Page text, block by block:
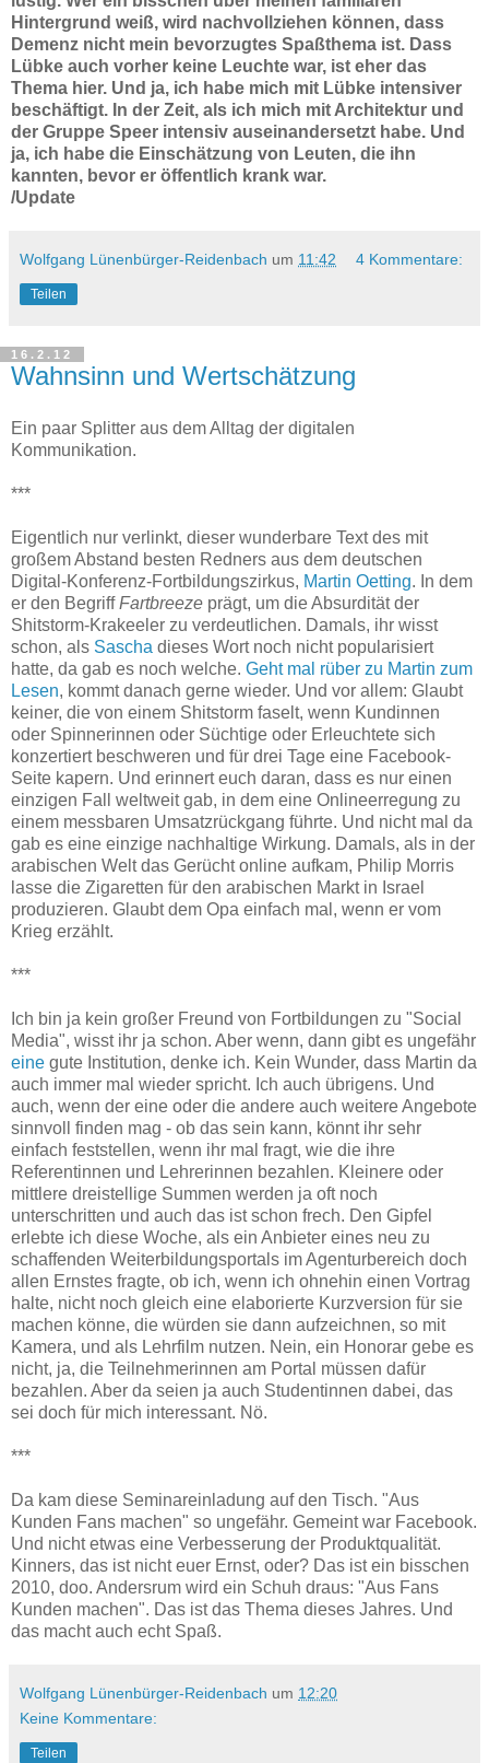
Hintergrund weiß, wird nachvollziehen können, dass
Demenz nicht mein bevorzugtes Spaßthema ist. Dass
Lübke auch vorher keine Leuchte war, ist eher das
Thema hier. Und ja, ich habe mich mit Lübke intensiver
beschäftigt. In der Zeit, als ich mich mit Architektur und
der Gruppe Speer intensiv auseinandersetzt habe. Und
ja, ich habe die Einschätzung von Leuten, die ihn
kannten, bevor er öffentlich krank war.
/Update
Wolfgang Lünenbürger-Reidenbach um 11:42 4 Kommentare:
Teilen
16.2.12
Wahnsinn und Wertschätzung
Ein paar Splitter aus dem Alltag der digitalen
Kommunikation.
***
Eigentlich nur verlinkt, dieser wunderbare Text des mit
großem Abstand besten Redners aus dem deutschen
Digital-Konferenz-Fortbildungszirkus, Martin Oetting. In dem
er den BegriffFartbreeze prägt, um die Absurdität der
Shitstorm-Krakeeler zu verdeutlichen. Damals, ihr wisst
schon, als Sascha dieses Wort noch nicht popularisiert
hatte, da gab es noch welche. Geht mal rüber zu Martin zum
Lesen, kommt danach gerne wieder. Und vor allem: Glaubt
keiner, die von einem Shitstorm faselt, wenn Kundinnen
oder Spinnerinnen oder Süchtige oder Erleuchtete sich
konzertiert beschweren und für drei Tage eine Facebook-
Seite kapern. Und erinnert euch daran, dass es nur einen
einzigen Fall weltweit gab, in dem eine Onlineerregung zu
einem messbaren Umsatzrückgang führte. Und nicht mal da
gab es eine einzige nachhaltige Wirkung. Damals, als in der
arabischen Welt das Gerücht online aufkam, Philip Morris
lasse die Zigaretten für den arabischen Markt in Israel
produzieren. Glaubt dem Opa einfach mal, wenn er vom
Krieg erzählt.
***
Ich bin ja kein großer Freund von Fortbildungen zu "Social
Media", wisst ihr ja schon. Aber wenn, dann gibt es ungefähr
eine gute Institution, denke ich. Kein Wunder, dass Martin da
auch immer mal wieder spricht. Ich auch übrigens. Und
auch, wenn der eine oder die andere auch weitere Angebote
sinnvoll finden mag - ob das sein kann, könnt ihr sehr
einfach feststellen, wenn ihr mal fragt, wie die ihre
Referentinnen und Lehrerinnen bezahlen. Kleinere oder
mittlere dreistellige Summen werden ja oft noch
unterschritten und auch das ist schon frech. Den Gipfel
erlebte ich diese Woche, als ein Anbieter eines neu zu
schaffenden Weiterbildungsportals im Agenturbereich doch
allen Ernstes fragte, ob ich, wenn ich ohnehin einen Vortrag
halte, nicht noch gleich eine elaborierte Kurzversion für sie
machen könne, die würden sie dann aufzeichnen, so mit
Kamera, und als Lehrfilm nutzen. Nein, ein Honorar gebe es
nicht, ja, die Teilnehmerinnen am Portal müssen dafür
bezahlen. Aber da seien ja auch Studentinnen dabei, das
sei doch für mich interessant. Nö.
***
Da kam diese Seminareinladung auf den Tisch. "Aus
Kunden Fans machen" so ungefähr. Gemeint war Facebook.
Und nicht etwas eine Verbesserung der Produktqualität.
Kinners, das ist nicht euer Ernst, oder? Das ist ein bisschen
2010, doo. Andersrum wird ein Schuh draus: "Aus Fans
Kunden machen". Das ist das Thema dieses Jahres. Und
das macht auch echt Spaß.
Wolfgang Lünenbürger-Reidenbach um 12:20
Keine Kommentare:
Teilen